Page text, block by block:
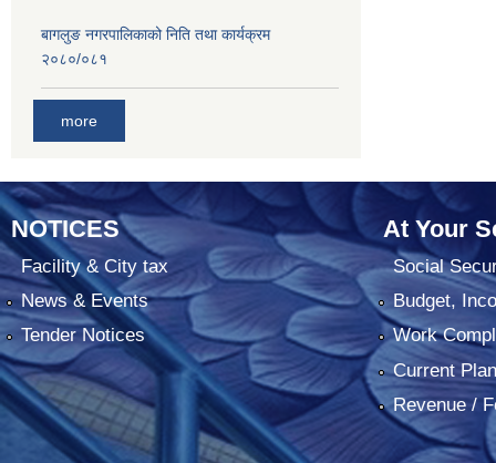
बागलुङ नगरपालिकाको निति तथा कार्यक्रम
२०८०/०८१
more
NOTICES
Facility & City tax
News & Events
Tender Notices
At Your
Social
Budget,
Work
Current Plan
Revenue /